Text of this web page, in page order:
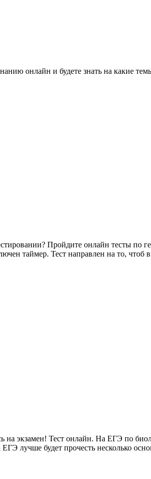
онлайн и будете знать на какие
Пройдите онлайн тесты
таймер. Тест направлен на то, чтоб
экзамен! Тест онлайн. На ЕГЭ по
лучше будет прочесть несколько